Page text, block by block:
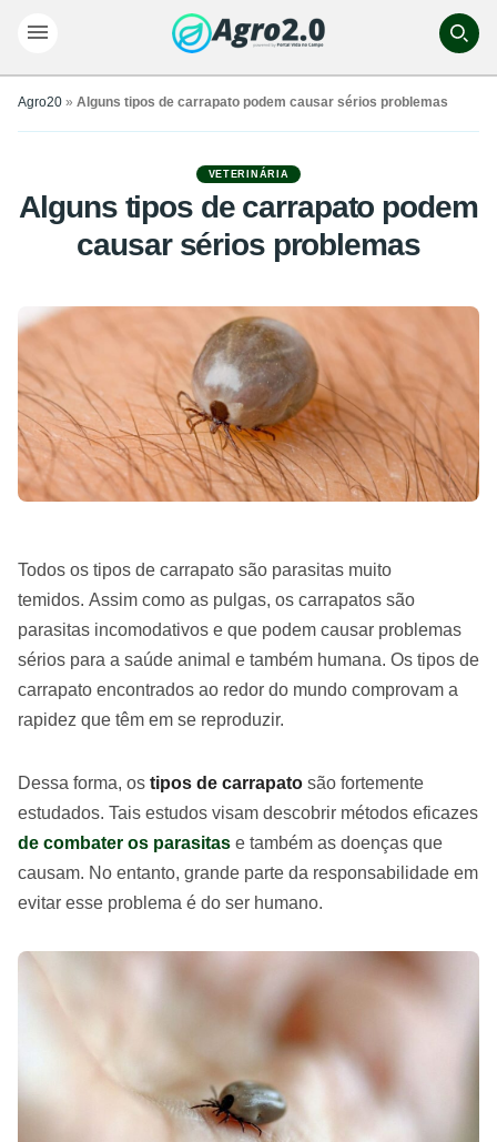
Agro20 » Alguns tipos de carrapato podem causar sérios problemas
VETERINÁRIA
Alguns tipos de carrapato podem
causar sérios problemas
Todos os tipos de carrapato são parasitas muito
temidos. Assim como as pulgas, os carrapatos são
parasitas incomodativos e que podem causar problemas
sérios para a saúde animal e também humana. Os tipos de
carrapato encontrados ao redor do mundo comprovam a
rapidez que têm em se reproduzir.
Dessa forma, os tipos de carrapato são fortemente
estudados. Tais estudos visam descobrir métodos eficazes
de combater os parasitas e também as doenças que
causam. No entanto, grande parte da responsabilidade em
evitar esse problema é do ser humano.